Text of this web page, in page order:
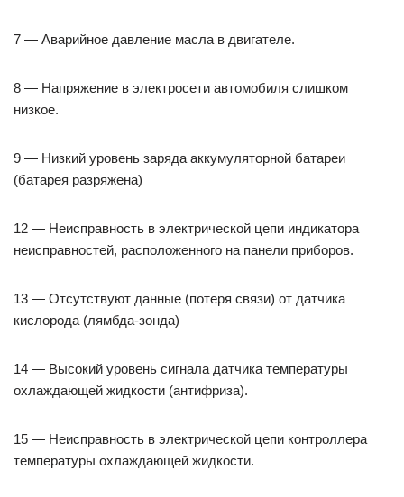
7 — Аварийное давление масла в двигателе.
8 — Напряжение в электросети автомобиля слишком
низкое.
9 — Низкий уровень заряда аккумуляторной батареи
(батарея разряжена)
12 — Неисправность в электрической цепи индикатора
неисправностей, расположенного на панели приборов.
13 — Отсутствуют данные (потеря связи) от датчика
кислорода (лямбда-зонда)
14 — Высокий уровень сигнала датчика температуры
охлаждающей жидкости (антифриза).
15 — Неисправность в электрической цепи контроллера
температуры охлаждающей жидкости.